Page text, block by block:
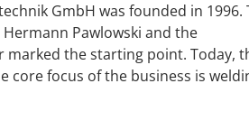
GmbH was founded in 1996.
Pawlowski and the
the starting point. Today,
core focus of the business is